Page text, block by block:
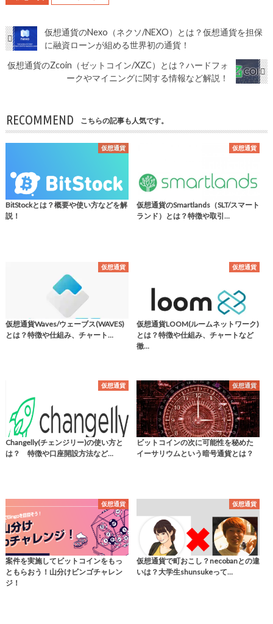
仮想通貨のNexo（ネクソ/NEXO）とは？仮想通貨を担保
に融資ローンが組める世界初の通貨！
仮想通貨のZcoin（ゼットコイン/XZC）とは？ハードフォ
ークやマイニングに関する情報など解説！
RECOMMEND こちらの記事も人気です。
仮想通貨
BitStockとは？概要や使い方などを解
説！
仮想通貨
仮想通貨のSmartlands（SLT/スマート
ランド）とは？特徴や取引…
仮想通貨
仮想通貨Waves/ウェーブス(WAVES)
とは？特徴や仕組み、チャート…
仮想通貨
仮想通貨LOOM(ルームネットワーク)
とは？特徴や仕組み、チャートなど
徹…
仮想通貨
Changelly(チェンジリー)の使い方と
は？ 特徴や口座開設方法など…
仮想通貨
ビットコインの次に可能性を秘めた
イーサリウムという暗号通貨とは？
仮想通貨
案件を実施してビットコインをもっ
ともらおう！山分けビンゴチャレン
ジ！
仮想通貨
仮想通貨で町おこし？necobanとの違
いは？大学生shunsukeって…